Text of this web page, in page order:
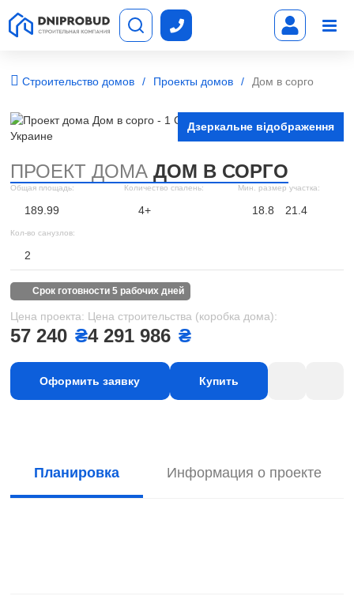
Строительство домов Проекты домов Дом в сорго
Дзеркальне відображення
ПРОЕКТ ДОМА ДОМ В СОРГО
Общая площадь:
189.99
Количество спалень:
4+
Мин. размер участка:
18.8 21.4
Кол-во санузлов:
2
срок готовности 5 рабочих дней
Цена проекта:
57 240 ₴
Цена строительства (коробка дома):
4 291 986 ₴
Оформить заявку Купить
Планировка Информация о проекте